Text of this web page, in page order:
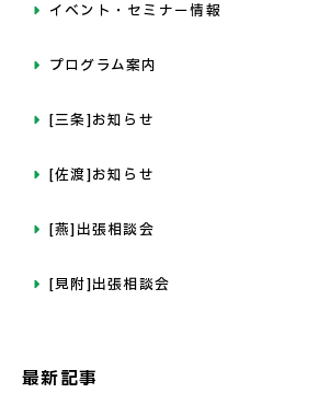
イベント・セミナー情報
プログラム案内
[三条]お知らせ
[佐渡]お知らせ
[燕]出張相談会
[見附]出張相談会
最新記事